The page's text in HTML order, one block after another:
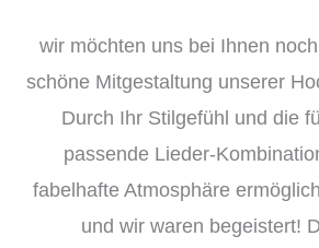
wir möchten uns bei Ihnen
schöne Mitgestaltung unserer
Durch Ihr Stilgefühl und die
passende Lieder-
fabelhafte Atmosphäre
und wir waren begeistert!